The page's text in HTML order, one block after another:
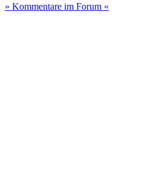
» Kommentare im Forum «